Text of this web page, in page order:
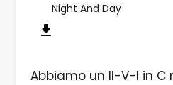
Night And Day
Abbiamo un II-V-I in C